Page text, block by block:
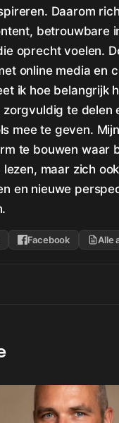
Daarom
betrouwbare
oprecht voelen.
online media en
ik hoe belangrijk
zorgvuldig te delen
mee te geven.
te bouwen waar
lezen, maar zich
en nieuwe
Facebook Alle